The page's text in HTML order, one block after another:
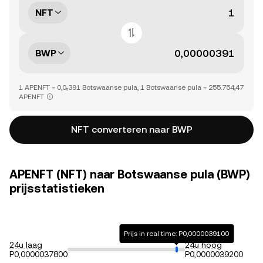
NFT
BWP
1 APENFT = 0,0₅391 Botswaanse pula, 1 Botswaanse pula = 255.754,47
APENFT
NFT converteren naar BWP
APENFT (NFT) naar Botswaanse pula (BWP)
prijsstatistieken
24u laag
P0,0000037800
Prijs in real time: P0,0000039100
24u hoog
P0,0000039200